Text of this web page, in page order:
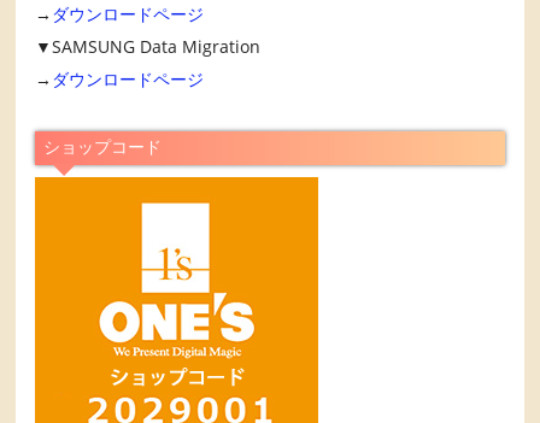
→ ダウンロードページ
▼SAMSUNG Data Migration
→ ダウンロードページ
ショップコード